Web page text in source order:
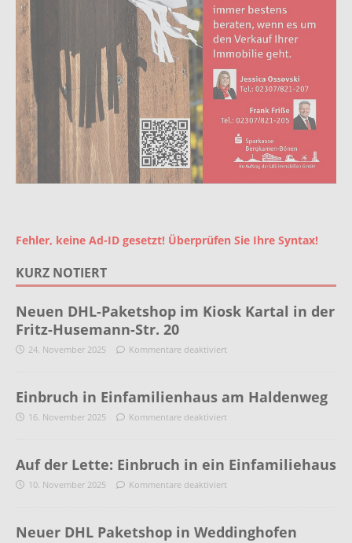
Fehler, keine Ad-ID gesetzt! Überprüfen Sie Ihre Syntax!
KURZ NOTIERT
Neuen DHL-Paketshop im Kiosk Kartal in der
Fritz-Husemann-Str. 20
24. November 2025 Kommentare deaktiviert
Einbruch in Einfamilienhaus am Haldenweg
16. November 2025 Kommentare deaktiviert
Auf der Lette: Einbruch in ein Einfamiliehaus
10. November 2025 Kommentare deaktiviert
Neuer DHL Paketshop in Weddinghofen